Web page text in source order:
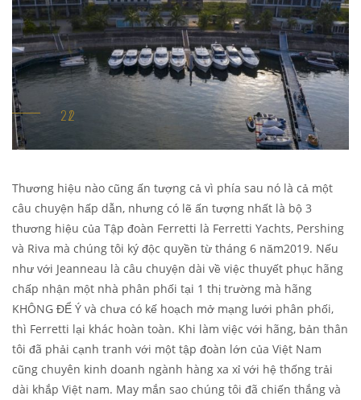
Thương hiệu nào cũng ấn tượng cả vì phía sau nó là cả một
câu chuyện hấp dẫn, nhưng có lẽ ấn tượng nhất là bộ 3
thương hiệu của Tập đoàn Ferretti là Ferretti Yachts, Pershing
và Riva mà chúng tôi ký độc quyền từ tháng 6 năm2019. Nếu
như với Jeanneau là câu chuyện dài về việc thuyết phục hãng
chấp nhận một nhà phân phối tại 1 thị trường mà hãng
KHÔNG ĐỂ Ý và chưa có kế hoạch mở mạng lưới phân phối,
thì Ferretti lại khác hoàn toàn. Khi làm việc với hãng, bản thân
tôi đã phải cạnh tranh với một tập đoàn lớn của Việt Nam
cũng chuyên kinh doanh ngành hàng xa xỉ với hệ thống trải
dài khắp Việt nam. May mắn sao chúng tôi đã chiến thắng và